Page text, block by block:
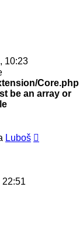
10:23
Core.php
be an array or
Luboš
22:51